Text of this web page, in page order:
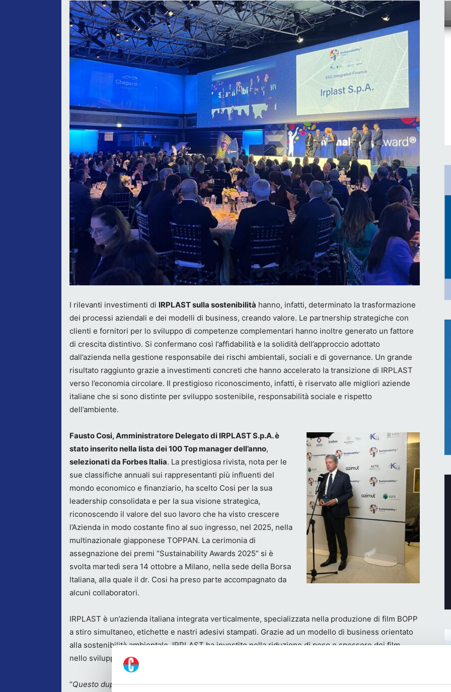
I rilevanti investimenti di IRPLAST sulla sostenibilità hanno, infatti, determinato la trasformazione
dei processi aziendali e dei modelli di business, creando valore. Le partnership strategiche con
clienti e fornitori per lo sviluppo di competenze complementari hanno inoltre generato un fattore
di crescita distintivo. Si confermano così l’affidabilità e la solidità dell’approccio adottato
dall’azienda nella gestione responsabile dei rischi ambientali, sociali e di governance. Un grande
risultato raggiunto grazie a investimenti concreti che hanno accelerato la transizione di IRPLAST
verso l’economia circolare. Il prestigioso riconoscimento, infatti, è riservato alle migliori aziende
italiane che si sono distinte per sviluppo sostenibile, responsabilità sociale e rispetto
dell’ambiente.
Fausto Cosi, Amministratore Delegato di IRPLAST S.p.A. è
stato inserito nella lista dei 100 Top manager dell’anno,
selezionati da Forbes Italia. La prestigiosa rivista, nota per le
sue classifiche annuali sui rappresentanti più influenti del
mondo economico e finanziario, ha scelto Cosi per la sua
leadership consolidata e per la sua visione strategica,
riconoscendo il valore del suo lavoro che ha visto crescere
l’Azienda in modo costante fino al suo ingresso, nel 2025, nella
multinazionale giapponese TOPPAN. La cerimonia di
assegnazione dei premi “Sustainability Awards 2025” si è
svolta martedì sera 14 ottobre a Milano, nella sede della Borsa
Italiana, alla quale il dr. Cosi ha preso parte accompagnato da
alcuni collaboratori.
IRPLAST è un’azienda italiana integrata verticalmente, specializzata nella produzione di film BOPP
a stiro simultaneo, etichette e nastri adesivi stampati. Grazie ad un modello di business orientato
alla sostenibilità ambientale, IRPLAST ha investito nella riduzione di peso e spessore dei film,
nello sviluppo di soluzioni completamente riciclabili e nel riutilizzo degli scarti.
“Questo duplice riconoscimento ci onora–ha dichiarato Fausto Cosi–ma rappresenta al tempo